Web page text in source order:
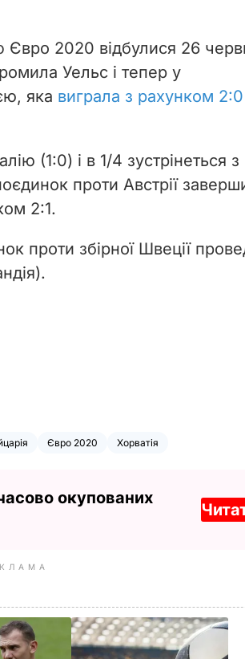
Євро 2020 відбулися 26
Уельс і тепер у
яка виграла з рахунком
(1:0) і в 1/4 зустрінеться з
проти Австрії
2:1.
проти збірної Швеції
Євро 2020 Хорватія
окупованих